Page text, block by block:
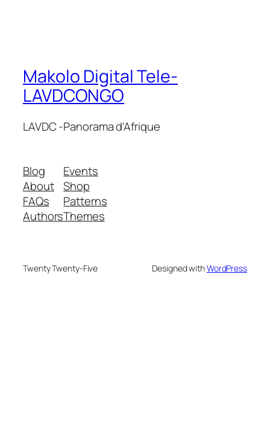
Makolo Digital Tele-
LAVDCONGO
LAVDC -Panorama d'Afrique
Blog
About
FAQs
Authors
Events
Shop
Patterns
Themes
Twenty Twenty-Five Designed withWordPress